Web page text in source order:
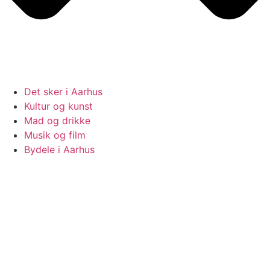
Det sker i Aarhus
Kultur og kunst
Mad og drikke
Musik og film
Bydele i Aarhus